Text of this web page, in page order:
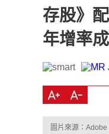
存股》
年增率
圖片來源：Adobe